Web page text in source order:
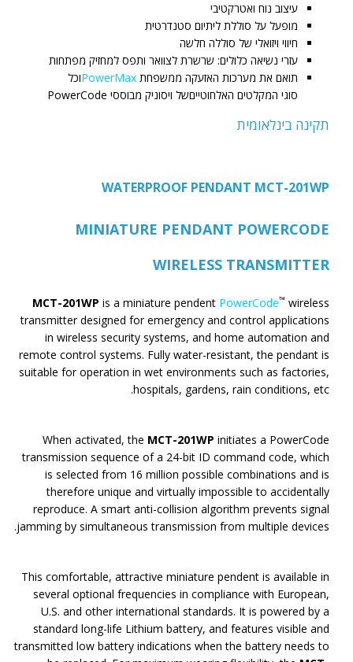
עיצוב נוח ואטרקטיבי
מופעל על סוללת ליתיום סטנדרטית
חיווי ויזואלי של סוללה חלשה
עזרי נשיאה כלולים: שרשרת לצוואר ותפס למחזיק מפתחות
תואם את מערכות האזעקה ממשפחת PowerMaxוכל
סוגי המקלטים האלחוטייםשל ויסוניק מבוססי PowerCode
תקינה בינלאומית
WATERPROOF PENDANT MCT-201WP
MINIATURE PENDANT POWERCODE
WIRELESS TRANSMITTER
MCT-201WP is a miniature pendent PowerCode™ wireless
transmitter designed for emergency and control applications
in wireless security systems, and home automation and
remote control systems. Fully water-resistant, the pendant is
suitable for operation in wet environments such as factories,
hospitals, gardens, rain conditions, etc.
When activated, the MCT-201WP initiates a PowerCode
transmission sequence of a 24-bit ID command code, which
is selected from 16 million possible combinations and is
therefore unique and virtually impossible to accidentally
reproduce. A smart anti-collision algorithm prevents signal
jamming by simultaneous transmission from multiple devices.
This comfortable, attractive miniature pendent is available in
several optional frequencies in compliance with European,
U.S. and other international standards. It is powered by a
standard long-life Lithium battery, and features visible and
transmitted low battery indications when the battery needs to